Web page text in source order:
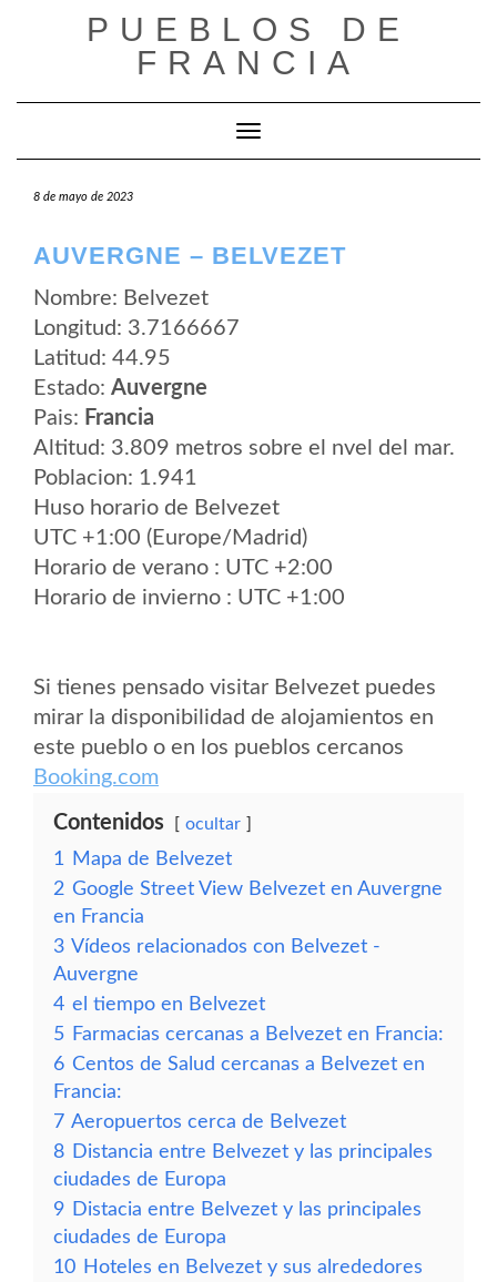
PUEBLOS DE
FRANCIA
Cambiar modo de navegación
8 de mayo de 2023
AUVERGNE – BELVEZET
Nombre: Belvezet
Longitud: 3.7166667
Latitud: 44.95
Estado: Auvergne
Pais: Francia
Altitud: 3.809 metros sobre el nvel del mar.
Poblacion: 1.941
Huso horario de Belvezet
UTC +1:00 (Europe/Madrid)
Horario de verano : UTC +2:00
Horario de invierno : UTC +1:00
Si tienes pensado visitar Belvezet puedes
mirar la disponibilidad de alojamientos en
este pueblo o en los pueblos cercanos
Booking.com
Contenidos ocultar
1
Mapa de Belvezet
2 Google Street View Belvezet en Auvergne
en Francia
3 Vídeos relacionados con Belvezet -
Auvergne
4 el tiempo en Belvezet
5 Farmacias cercanas a Belvezet en Francia:
6 Centos de Salud cercanas a Belvezet en
Francia:
7 Aeropuertos cerca de Belvezet
8 Distancia entre Belvezet y las principales
ciudades de Europa
9 Distacia entre Belvezet y las principales
ciudades de Europa
10 Hoteles en Belvezet y sus alrededores